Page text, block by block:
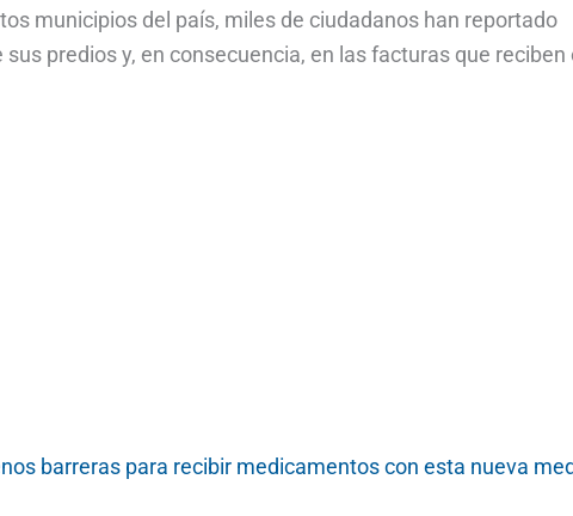
municipios del país, miles de ciudadanos han reportado
predios y, en consecuencia, en las facturas que reciben
barreras para recibir medicamentos con esta nueva